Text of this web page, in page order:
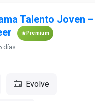
Talento Joven
Premium
días
Evolve